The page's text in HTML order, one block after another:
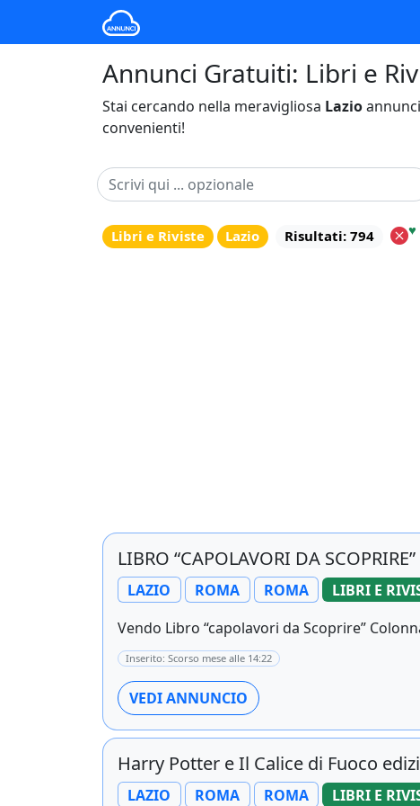
Annunci Gratuiti: Libri e
Stai cercando nella meravigliosa Lazio
convenienti!
Libri e Riviste Lazio Risultati: 794 ♥
LIBRO “CAPOLAVORI DA SCOPRIRE”
LAZIO ROMA ROMA
LIBRI E
Vendo Libro “capolavori da Scoprire”
Inserito: Scorso mese alle 14:22
VEDI ANNUNCIO
Harry Potter e Il Calice di Fuoco
LAZIO ROMA ROMA
LIBRI E